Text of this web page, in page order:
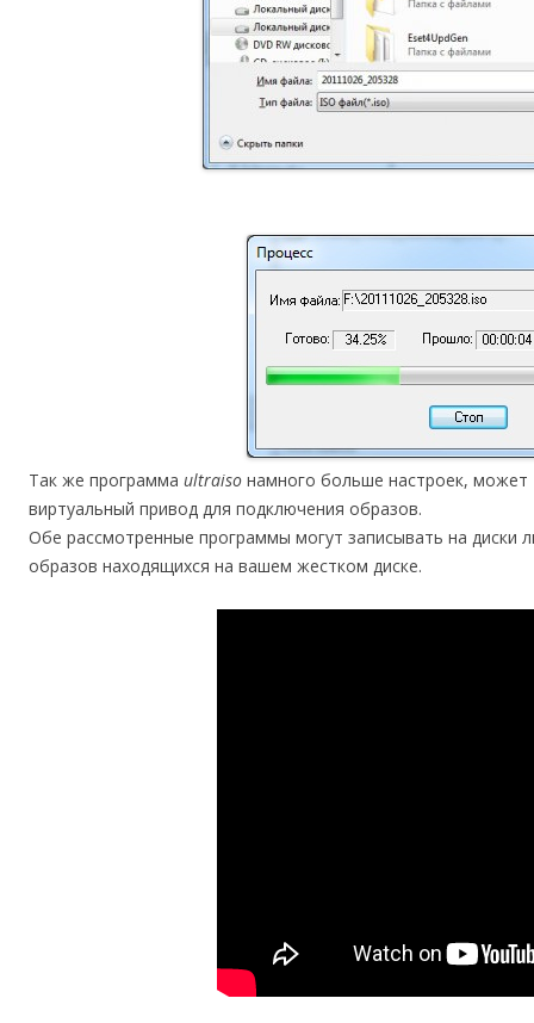
Так же программа ultraiso намного больше настроек, может
виртуальный привод для подключения образов.
Обе рассмотренные программы могут записывать на диски
образов находящихся на вашем жестком диске.